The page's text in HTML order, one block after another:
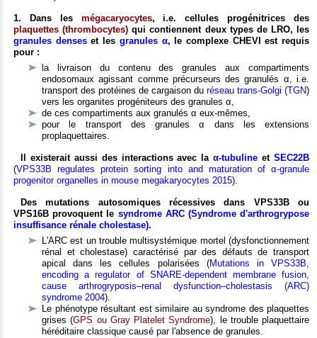
1. Dans les mégacaryocytes, i.e.cellules progénitrices des
plaquettes (thrombocytes) qui contiennent deux types de LRO, les
granules denseset les granules α, le complexe CHEVI est requis
pour :
la livraison du contenu des granules aux compartiments
endosomaux agissant comme précurseurs des granulés α, i.e.
transport des protéines de cargaison du réseau trans-Golgi (TGN)
vers les organites progéniteurs des granules α,
de ces compartiments aux granulés α eux-mêmes,
pour le transport des granules α dans les extensions
proplaquettaires.
Il existerait aussi des interactions avec laα-tubuline etSEC22B
(VPS33B regulates protein sorting into and maturation of α-granule
progenitor organelles in mouse megakaryocytes 2015).
Des mutations autosomiques récessives dans VPS33B ou
VPS16B provoquent le syndrome ARC (Syndrome d'arthrogrypose
insuffisance rénale cholestase).
L'ARC est un trouble multisystémique mortel (dysfonctionnement
rénal et cholestase) caractérisé par des défauts de transport
apical dans les cellules polarisées (Mutations in VPS33B,
encoding a regulator of SNARE-dependent membrane fusion,
cause arthrogryposis–renal dysfunction–cholestasis (ARC)
syndrome 2004).
Le phénotype résultant est similaire au syndrome des plaquettes
grises (GPS ou Gray Platelet Syndrome), le trouble plaquettaire
héréditaire classique causé par l'absence de granules.